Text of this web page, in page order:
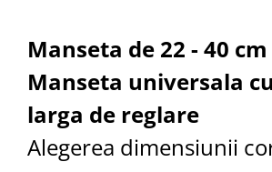
Manseta de 22 - 40 cm
Manseta universala
larga de reglare
Alegerea dimensiunii